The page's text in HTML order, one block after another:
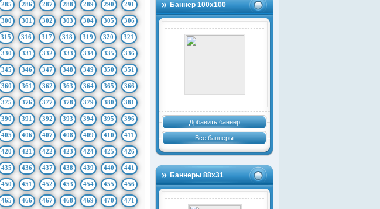
Баннер 100х100
Добавить баннер
Все баннеры
Баннеры 88х31
285 286 287 288 289 290 291
300 301 302 303 304 305 306
315 316 317 318 319 320 321
330 331 332 333 334 335 336
345 346 347 348 349 350 351
360 361 362 363 364 365 366
375 376 377 378 379 380 381
390 391 392 393 394 395 396
405 406 407 408 409 410 411
420 421 422 423 424 425 426
435 436 437 438 439 440 441
450 451 452 453 454 455 456
465 466 467 468 469 470 471